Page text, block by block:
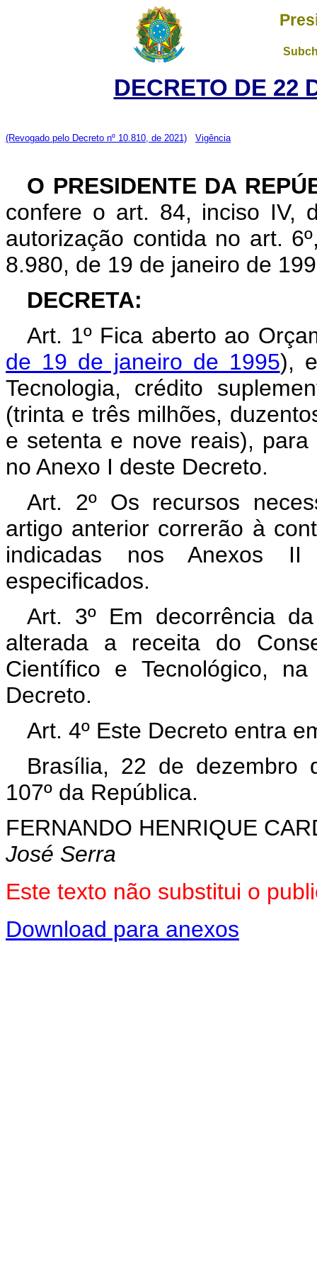
DECRETO DE 22
(Revogado pelo Decreto nº 10.810, de 2021) Vigência
O PRESIDENTE DA
confere o art. 84, inciso IV,
autorização contida no art.
8.980, de 19 de janeiro de
DECRETA:
Art. 1º Fica aberto ao
de 19 de janeiro de 1995),
Tecnologia, crédito
(trinta e três milhões,
e setenta e nove reais),
no Anexo I deste Decreto.
Art. 2º Os recursos
artigo anterior correrão à
indicadas nos Anexos II
especificados.
Art. 3º Em decorrência
alterada a receita do
Científico e Tecnológico,
Decreto.
Art. 4º Este Decreto entra
Brasília, 22 de dezembro
107º da República.
FERNANDO HENRIQUE
José Serra
Este texto não substitui o
Download para anexos